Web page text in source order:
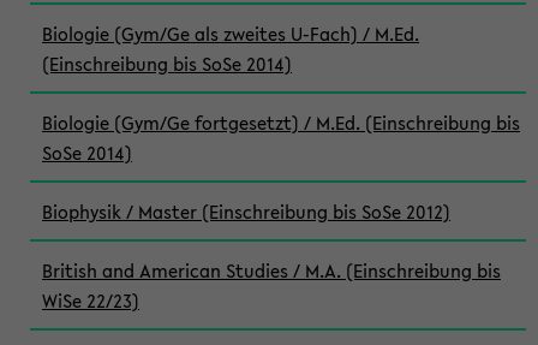
Biologie (Gym/Ge als zweites U-Fach) / M.Ed.
(Einschreibung bis SoSe 2014)
Biologie (Gym/Ge fortgesetzt) / M.Ed. (Einschreibung bis
SoSe 2014)
Biophysik / Master (Einschreibung bis SoSe 2012)
British and American Studies / M.A. (Einschreibung bis
WiSe 22/23)